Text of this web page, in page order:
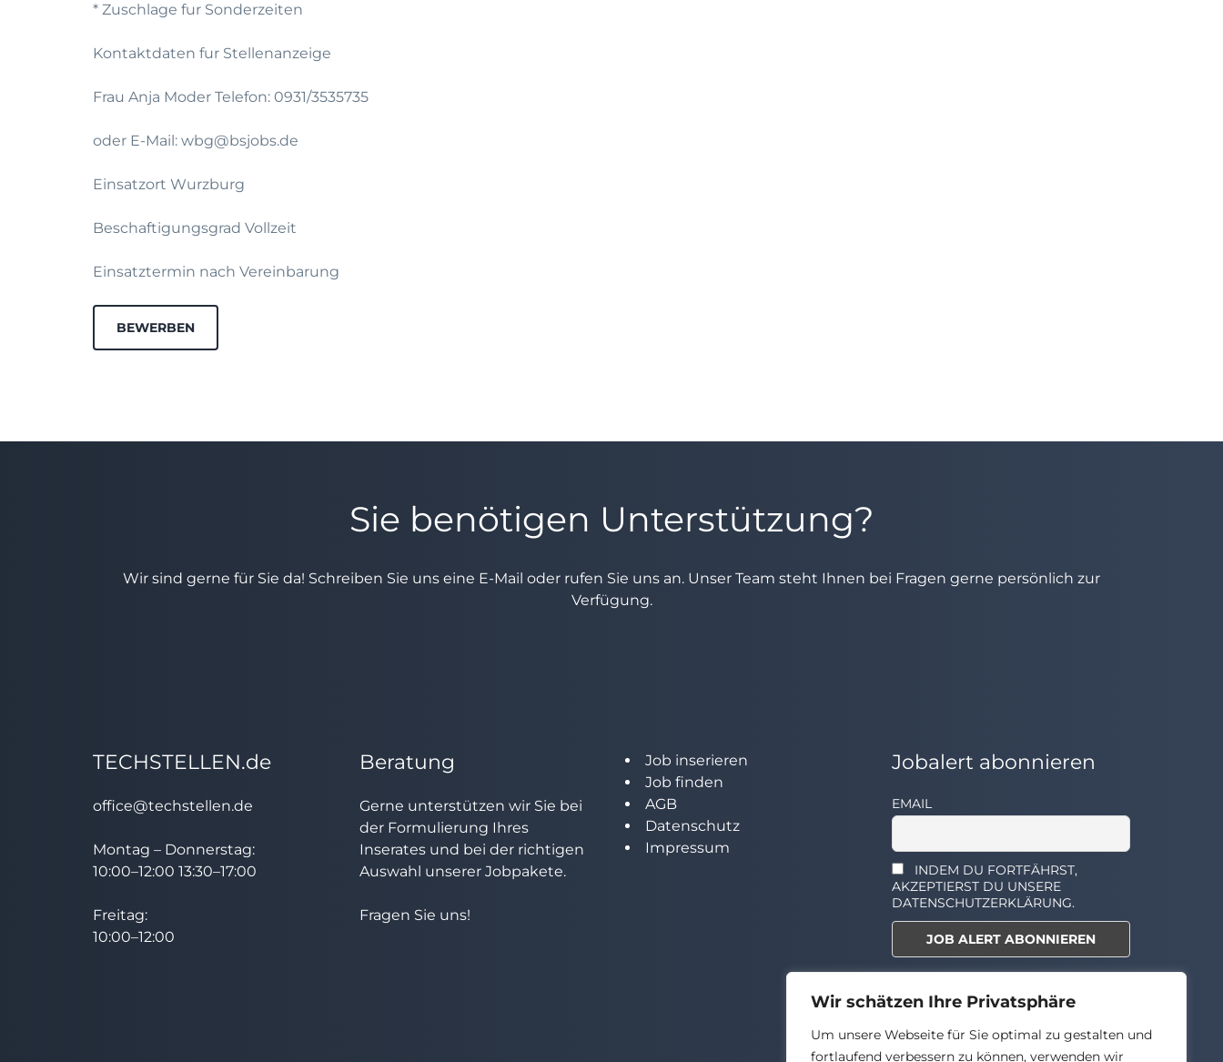
Wir schätzen Ihre Privatsphäre
Um unsere Webseite für Sie optimal zu gestalten und
fortlaufend verbessern zu können, verwenden wir
* Zuschlage fur Sonderzeiten
Kontaktdaten fur Stellenanzeige
Frau Anja Moder Telefon: 0931/3535735
oder E-Mail: wbg@bsjobs.de
Einsatzort Wurzburg
Beschaftigungsgrad Vollzeit
Einsatztermin nach Vereinbarung
BEWERBEN
Sie benötigen Unterstützung?
Wir sind gerne für Sie da! Schreiben Sie uns eine E-Mail oder rufen Sie uns an. Unser Team steht Ihnen bei Fragen gerne persönlich zur
Verfügung.
TECHSTELLEN.de
office@techstellen.de
Montag – Donnerstag:
10:00–12:00 13:30–17:00
Freitag:
10:00–12:00
Beratung
Gerne unterstützen wir Sie bei
der Formulierung Ihres
Inserates und bei der richtigen
Auswahl unserer Jobpakete.
Fragen Sie uns!
Job inserieren
Job finden
AGB
Datenschutz
Impressum
Jobalert abonnieren
EMAIL
INDEM DU FORTFÄHRST,
AKZEPTIERST DU UNSERE
DATENSCHUTZERKLÄRUNG.
Select the widget you want to